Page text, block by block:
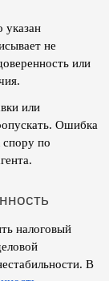
указан
не
или
или
Ошибка
по
налоговый
В